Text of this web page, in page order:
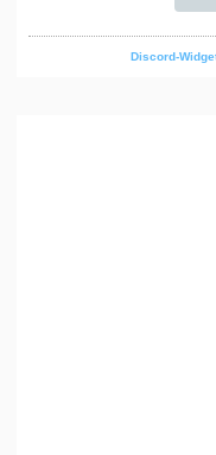
Discord-